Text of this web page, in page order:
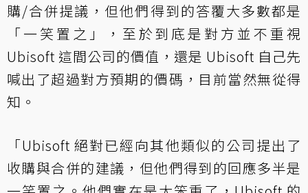
購/合併提議，但他們得到的答覆大多數都是
「一笑置之」，至於到底是對方並不重視
Ubisoft 這間公司的價值，還是 Ubisoft 自己先
喊出了超過對方預期的價碼，目前當然無從得
知。
「Ubisoft 絕對已經向其他類似的公司提出了
收購與合併的建議，但他們得到的回應多半是